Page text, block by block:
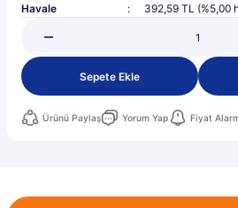
Havale
392,59 TL (%5,00
Sepete Ekle
Ürünü Paylaş Yorum Yap Fiyat